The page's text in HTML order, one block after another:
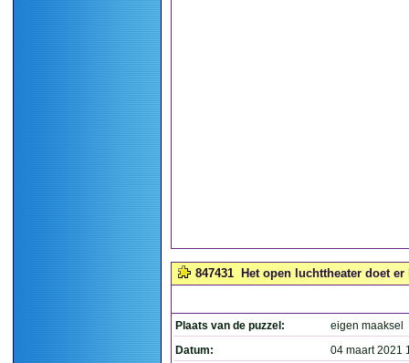
847431 Het open luchttheater doet
Plaats van de puzzel:
eigen maaksel
Datum:
04 maart 2021